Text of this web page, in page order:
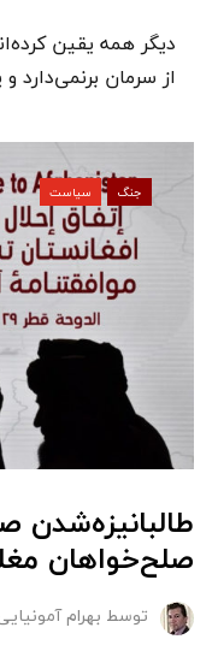
دیگر همه یقین
از سرمان برنمی‌دارد
جنگ سیاست
طالبانیزه‌شدن
صلح‌خواهان
توسط بهرام